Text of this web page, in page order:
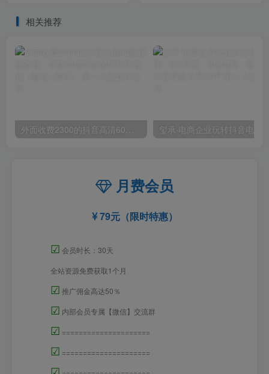
相关推荐
外面收费2300的抖音高清60帧视频教程，保证你能学会如何制作视频（教程+插件）
月费会员
79元（限时特惠）
☑ 会员时长：30天
全站资源免费获取1个月
☑ 推广佣金高达50％
☑ 内部会员专属【微信】交流群
☑ =====================
☑ =====================